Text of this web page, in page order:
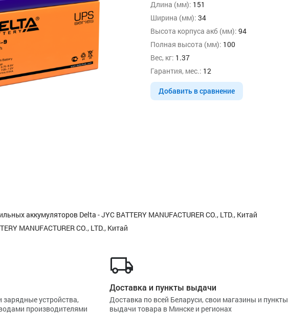
Длина (мм): 151
Ширина (мм): 34
Высота корпуса акб (мм): 94
Полная высота (мм): 100
Вес, кг: 1.37
Гарантия, мес.: 12
Добавить в сравнение
аккумуляторов Delta - JYC BATTERY MANUFACTURER CO., LTD., Китай
MANUFACTURER CO., LTD., Китай
устройства,
производителями
Доставка и пункты выдачи
Доставка по всей Беларуси, свои магазины и пункты
выдачи товара в Минске и регионах